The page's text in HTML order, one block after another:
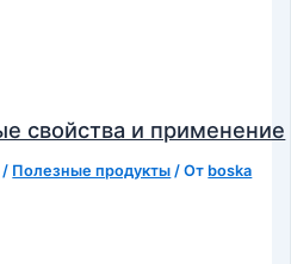
свойства и применение
/ Полезные продукты / От boska